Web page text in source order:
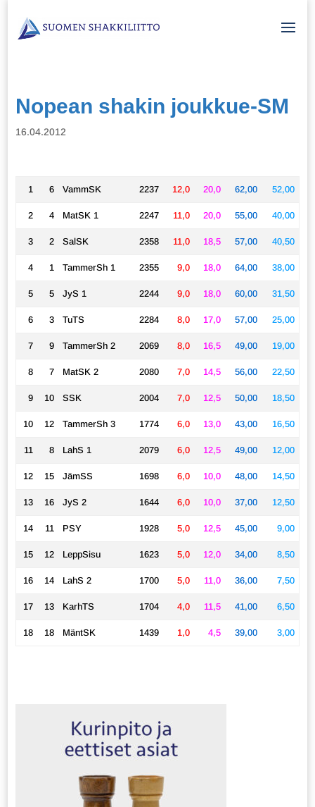
Nopean shakin joukkue-SM
16.04.2012
1 6 VammSK 2237 12,0 20,0 62,00 52,00
2 4 MatSK 1 2247 11,0 20,0 55,00 40,00
3 2 SalSK 2358 11,0 18,5 57,00 40,50
4 1 TammerSh 1 2355 9,0 18,0 64,00 38,00
5 5 JyS 1 2244 9,0 18,0 60,00 31,50
6 3 TuTS 2284 8,0 17,0 57,00 25,00
7 9 TammerSh 2 2069 8,0 16,5 49,00 19,00
8 7 MatSK 2 2080 7,0 14,5 56,00 22,50
9 10 SSK 2004 7,0 12,5 50,00 18,50
10 12 TammerSh 3 1774 6,0 13,0 43,00 16,50
11 8 LahS 1 2079 6,0 12,5 49,00 12,00
12 15 JämSS 1698 6,0 10,0 48,00 14,50
13 16 JyS 2 1644 6,0 10,0 37,00 12,50
14 11 PSY 1928 5,0 12,5 45,00 9,00
15 12 LeppSisu 1623 5,0 12,0 34,00 8,50
16 14 LahS 2 1700 5,0 11,0 36,00 7,50
17 13 KarhTS 1704 4,0 11,5 41,00 6,50
18 18 MäntSK 1439 1,0 4,5 39,00 3,00